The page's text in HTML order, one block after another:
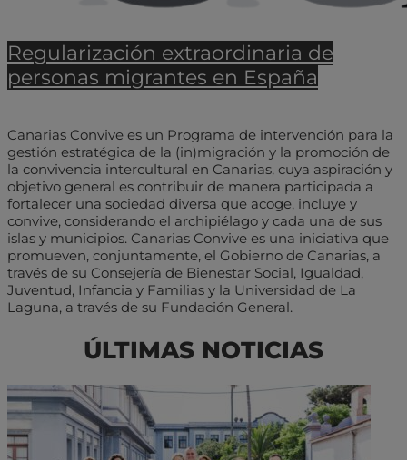
Regularización extraordinaria de
personas migrantes en España
Canarias Convive es un Programa de intervención para la
gestión estratégica de la (in)migración y la promoción de
la convivencia intercultural en Canarias, cuya aspiración y
objetivo general es contribuir de manera participada a
fortalecer una sociedad diversa que acoge, incluye y
convive, considerando el archipiélago y cada una de sus
islas y municipios. Canarias Convive es una iniciativa que
promueven, conjuntamente, el Gobierno de Canarias, a
través de su Consejería de Bienestar Social, Igualdad,
Juventud, Infancia y Familias y la Universidad de La
Laguna, a través de su Fundación General.
ÚLTIMAS NOTICIAS